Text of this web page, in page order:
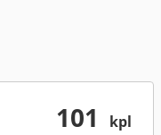
101 kpl